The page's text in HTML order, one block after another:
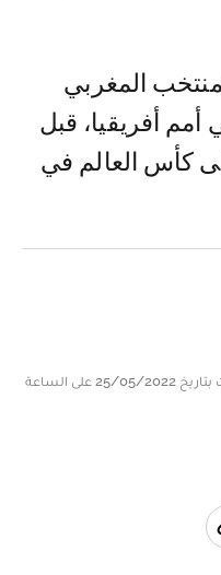
المغربي
أمم أفريقيا، قبل
كأس العالم في
في 25/05/2022 على الساعة 13:48, تحديث بتاريخ 25/05/2022 على الساعة